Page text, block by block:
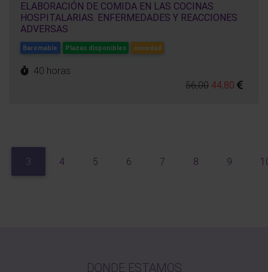
ELABORACIÓN DE COMIDA EN LAS COCINAS
HOSPITALARIAS. ENFERMEDADES Y REACCIONES
ADVERSAS
Baremable Plazas disponibles novedad
40 horas
56,00 44,80
3 4 5 6 7 8 9
DONDE ESTAMOS